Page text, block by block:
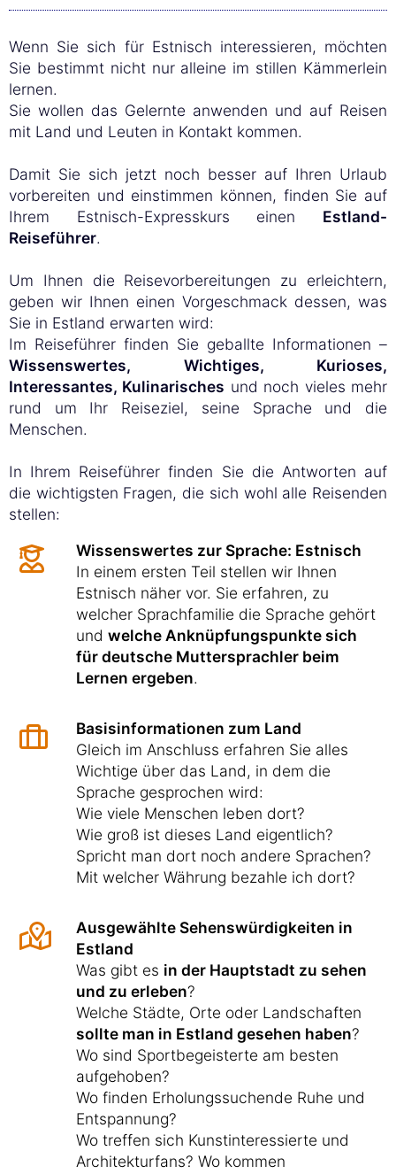
Wenn Sie sich für Estnisch interessieren, möchten
Sie bestimmt nicht nur alleine im stillen Kämmerlein
lernen.
Sie wollen das Gelernte anwenden und auf Reisen
mit Land und Leuten in Kontakt kommen.
Damit Sie sich jetzt noch besser auf Ihren Urlaub
vorbereiten und einstimmen können, finden Sie auf
Ihrem Estnisch-Expresskurs einen Estland-
Reiseführer.
Um Ihnen die Reisevorbereitungen zu erleichtern,
geben wir Ihnen einen Vorgeschmack dessen, was
Sie in Estland erwarten wird:
Im Reiseführer finden Sie geballte Informationen –
Wissenswertes, Wichtiges, Kurioses,
Interessantes, Kulinarisches und noch vieles mehr
rund um Ihr Reiseziel, seine Sprache und die
Menschen.
In Ihrem Reiseführer finden Sie die Antworten auf
die wichtigsten Fragen, die sich wohl alle Reisenden
stellen:
Wissenswertes zur Sprache: Estnisch
In einem ersten Teil stellen wir Ihnen
Estnisch näher vor. Sie erfahren, zu
welcher Sprachfamilie die Sprache gehört
und welche Anknüpfungspunkte sich
für deutsche Muttersprachler beim
Lernen ergeben.
Basisinformationen zum Land
Gleich im Anschluss erfahren Sie alles
Wichtige über das Land, in dem die
Sprache gesprochen wird:
Wie viele Menschen leben dort?
Wie groß ist dieses Land eigentlich?
Spricht man dort noch andere Sprachen?
Mit welcher Währung bezahle ich dort?
Ausgewählte Sehenswürdigkeiten in
Estland
Was gibt es in der Hauptstadt zu sehen
und zu erleben?
Welche Städte, Orte oder Landschaften
sollte man in Estland gesehen haben?
Wo sind Sportbegeisterte am besten
aufgehoben?
Wo finden Erholungssuchende Ruhe und
Entspannung?
Wo treffen sich Kunstinteressierte und
Architekturfans? Wo kommen